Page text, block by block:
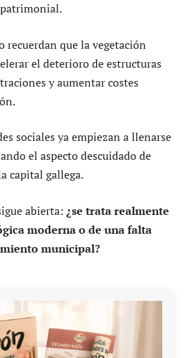
recuerdan que la vegetación
el deterioro de estructuras
y aumentar costes
sociales ya empiezan a llenarse
el aspecto descuidado de
capital gallega.
abierta: ¿se trata realmente
moderna o de una falta
municipal?